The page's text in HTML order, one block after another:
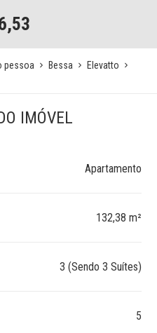
pessoa Bessa
Elevatto
IMÓVEL
Apartamento
132,38 m²
3 (Sendo 3 Suítes)
5